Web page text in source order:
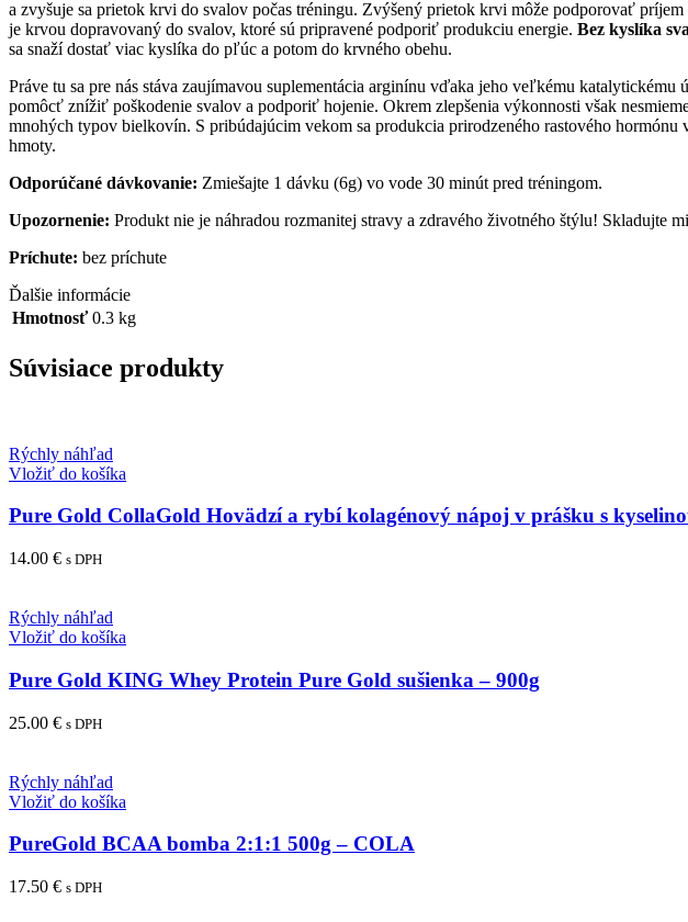
a zvyšuje sa prietok krvi do svalov počas tréningu. Zvýšený prietok krvi môže podporovať
je krvou dopravovaný do svalov, ktoré sú pripravené podporiť produkciu energie. Bez kyslíka
sa snaží dostať viac kyslíka do pľúc a potom do krvného obehu.
Práve tu sa pre nás stáva zaujímavou suplementácia arginínu vďaka jeho veľkému katalytickému
pomôcť znížiť poškodenie svalov a podporiť hojenie. Okrem zlepšenia výkonnosti však
mnohých typov bielkovín. S pribúdajúcim vekom sa produkcia prirodzeného rastového
hmoty.
Odporúčané dávkovanie: Zmiešajte 1 dávku (6g) vo vode 30 minút pred tréningom.
Upozornenie: Produkt nie je náhradou rozmanitej stravy a zdravého životného štýlu! Skladujte
Príchute: bez príchute
Ďalšie informácie
Hmotnosť 0.3 kg
Súvisiace produkty
Rýchly náhľad
Vložiť do košíka
Pure Gold CollaGold Hovädzí a rybí kolagénový nápoj v prášku s
14.00 € s DPH
Rýchly náhľad
Vložiť do košíka
Pure Gold KING Whey Protein Pure Gold sušienka – 900g
25.00 € s DPH
Rýchly náhľad
Vložiť do košíka
PureGold BCAA bomba 2:1:1 500g – COLA
17.50 € s DPH